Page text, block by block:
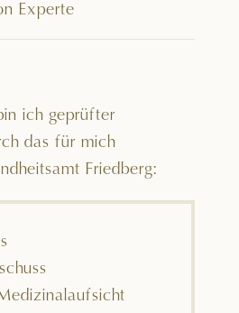
Experte
ich geprüfter
das für mich
Friedberg: